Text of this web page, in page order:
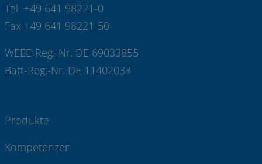
Tel +49 641 98221-0
Fax +49 641 98221-50
WEEE-Reg.-Nr. DE 69033855
Batt-Reg.-Nr. DE 11402033
Produkte
Kompetenzen